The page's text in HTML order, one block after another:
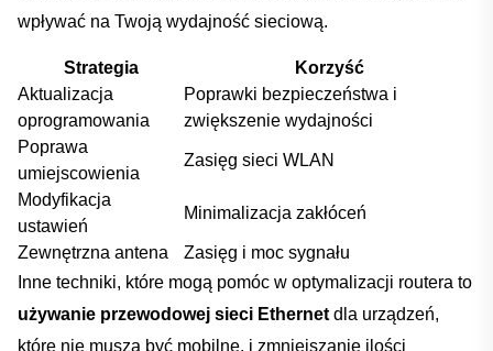
wpływać⁢ na Twoją wydajność sieciową.
Strategia
Korzyść
Aktualizacja
oprogramowania
Poprawki bezpieczeństwa i
zwiększenie ⁢wydajności
Poprawa
umiejscowienia
Zasięg sieci WLAN
Modyfikacja
ustawień
Minimalizacja zakłóceń
Zewnętrzna antena
Zasięg​ i moc sygnału
Inne‌ techniki, które mogą⁤ pomóc w optymalizacji routera to
używanie przewodowej sieci Ethernet dla urządzeń,
które nie muszą​ być​ mobilne,‌ i zmniejszanie ilości